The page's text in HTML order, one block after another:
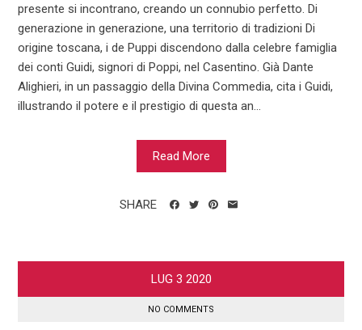
presente si incontrano, creando un connubio perfetto. Di
generazione in generazione, una territorio di tradizioni Di
origine toscana, i de Puppi discendono dalla celebre famiglia
dei conti Guidi, signori di Poppi, nel Casentino. Già Dante
Alighieri, in un passaggio della Divina Commedia, cita i Guidi,
illustrando il potere e il prestigio di questa an...
Read More
SHARE
LUG 3 2020
NO COMMENTS